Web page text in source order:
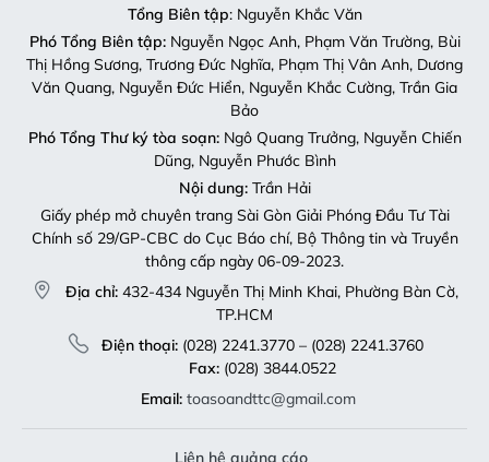
Tổng Biên tập: Nguyễn Khắc Văn
Phó Tổng Biên tập:Nguyễn Ngọc Anh, Phạm Văn Trường, Bùi
Thị Hồng Sương, Trương Đức Nghĩa, Phạm Thị Vân Anh, Dương
Văn Quang, Nguyễn Đức Hiển, Nguyễn Khắc Cường, Trần Gia
Bảo
Phó Tổng Thư ký tòa soạn:Ngô Quang Trưởng, Nguyễn Chiến
Dũng, Nguyễn Phước Bình
Nội dung:Trần Hải
Giấy phép mở chuyên trang Sài Gòn Giải Phóng Đầu Tư Tài
Chính số 29/GP-CBC do Cục Báo chí, Bộ Thông tin và Truyền
thông cấp ngày 06-09-2023.
Địa chỉ: 432-434 Nguyễn Thị Minh Khai, Phường Bàn Cờ,
TP.HCM
Điện thoại:(028) 2241.3770 – (028) 2241.3760
Fax:(028) 3844.0522
Email: toasoandttc@gmail.com
Liên hệ quảng cáo